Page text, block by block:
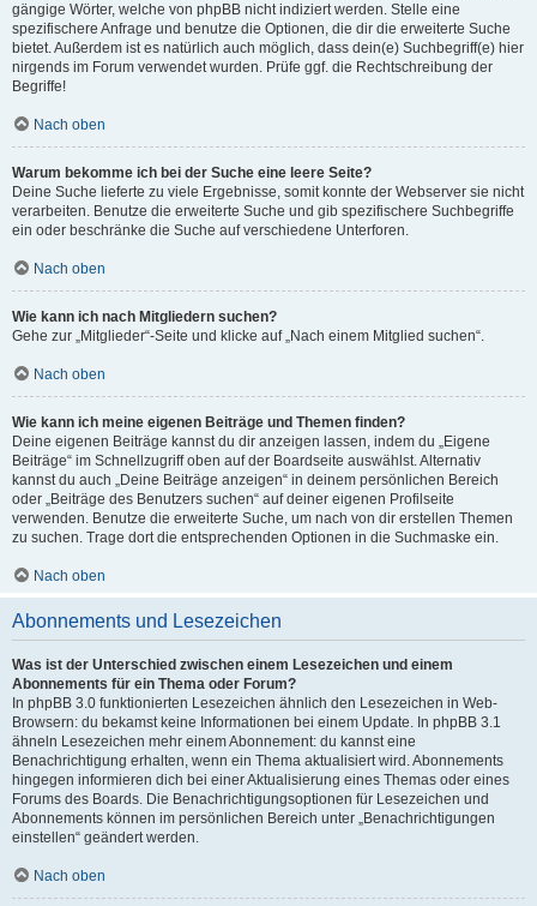
gängige Wörter, welche von phpBB nicht indiziert werden. Stelle eine
spezifischere Anfrage und benutze die Optionen, die dir die erweiterte Suche
bietet. Außerdem ist es natürlich auch möglich, dass dein(e) Suchbegriff(e) hier
nirgends im Forum verwendet wurden. Prüfe ggf. die Rechtschreibung der
Begriffe!
Nach oben
Warum bekomme ich bei der Suche eine leere Seite?
Deine Suche lieferte zu viele Ergebnisse, somit konnte der Webserver sie nicht
verarbeiten. Benutze die erweiterte Suche und gib spezifischere Suchbegriffe
ein oder beschränke die Suche auf verschiedene Unterforen.
Nach oben
Wie kann ich nach Mitgliedern suchen?
Gehe zur „Mitglieder“-Seite und klicke auf „Nach einem Mitglied suchen“.
Nach oben
Wie kann ich meine eigenen Beiträge und Themen finden?
Deine eigenen Beiträge kannst du dir anzeigen lassen, indem du „Eigene
Beiträge“ im Schnellzugriff oben auf der Boardseite auswählst. Alternativ
kannst du auch „Deine Beiträge anzeigen“ in deinem persönlichen Bereich
oder „Beiträge des Benutzers suchen“ auf deiner eigenen Profilseite
verwenden. Benutze die erweiterte Suche, um nach von dir erstellen Themen
zu suchen. Trage dort die entsprechenden Optionen in die Suchmaske ein.
Nach oben
Abonnements und Lesezeichen
Was ist der Unterschied zwischen einem Lesezeichen und einem
Abonnements für ein Thema oder Forum?
In phpBB 3.0 funktionierten Lesezeichen ähnlich den Lesezeichen in Web-
Browsern: du bekamst keine Informationen bei einem Update. In phpBB 3.1
ähneln Lesezeichen mehr einem Abonnement: du kannst eine
Benachrichtigung erhalten, wenn ein Thema aktualisiert wird. Abonnements
hingegen informieren dich bei einer Aktualisierung eines Themas oder eines
Forums des Boards. Die Benachrichtigungsoptionen für Lesezeichen und
Abonnements können im persönlichen Bereich unter „Benachrichtigungen
einstellen“ geändert werden.
Nach oben